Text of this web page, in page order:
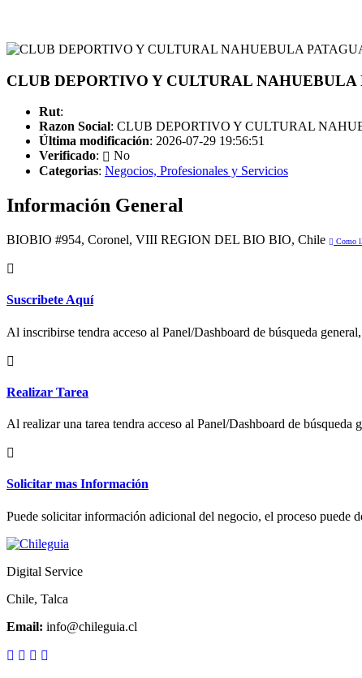
CLUB DEPORTIVO Y CULTURAL NAHUEBULA
Rut:
Razon Social: CLUB DEPORTIVO Y CULTURAL
Última modificación: 2026-07-29 19:56:51
Verificado:
No
Categorias: Negocios, Profesionales y Servicios
Información General
BIOBIO #954, Coronel, VIII REGION DEL BIO BIO, Chile Como
Suscribete Aquí
Al inscribirse tendra acceso al Panel/Dashboard de búsqueda
Realizar Tarea
Al realizar una tarea tendra acceso al Panel/Dashboard de
Solicitar mas Información
Puede solicitar información adicional del negocio, el proceso puede
Digital Service
Chile, Talca
Email: info@chileguia.cl